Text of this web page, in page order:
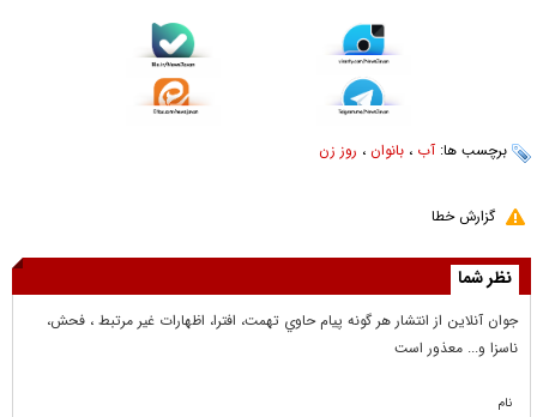
برچسب ها: آب ، بانوان ، روز زن
گزارش خطا
نظر شما
جوان آنلاين از انتشار هر گونه پيام حاوي تهمت، افترا، اظهارات غير مرتبط ، فحش،
ناسزا و... معذور است
نام